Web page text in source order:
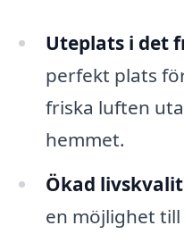
Uteplats i det
perfekt plats
friska luften
hemmet.
Ökad
en möjlighet